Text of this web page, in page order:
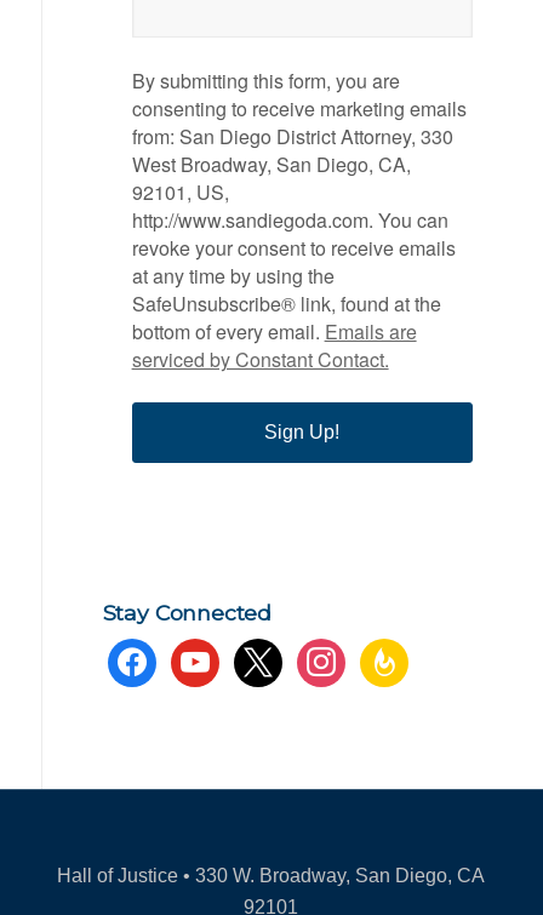
By submitting this form, you are
consenting to receive marketing emails
from: San Diego District Attorney, 330
West Broadway, San Diego, CA,
92101, US,
http://www.sandiegoda.com. You can
revoke your consent to receive emails
at any time by using the
SafeUnsubscribe® link, found at the
bottom of every email. Emails are
serviced by Constant Contact.
Sign Up!
Stay Connected
facebookyoutube x instagramfeedburner
Hall of Justice • 330 W. Broadway, San Diego, CA
92101